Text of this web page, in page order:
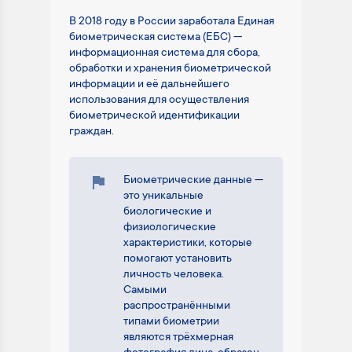
В 2018 году в России заработала Единая
биометрическая система (ЕБС) —
информационная система для сбора,
обработки и хранения биометрической
информации и её дальнейшего
использования для осуществления
биометрической идентификации
граждан.
Биометрические данные —
это уникальные
биологические и
физиологические
характеристики, которые
помогают установить
личность человека.
Самыми
распространёнными
типами биометрии
являются трёхмерная